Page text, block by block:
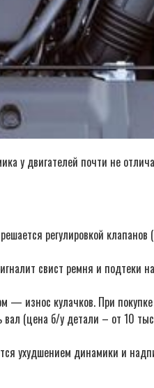
двигателей почти не
регулировкой
свист ремня и подтеки
износ кулачков. При
(цена б/у детали – от 10
ухудшением динамики и